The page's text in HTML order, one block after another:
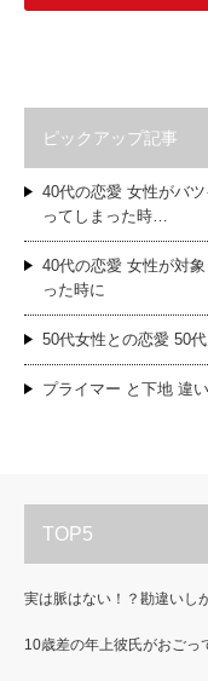
ピックアップ記事
40代の恋愛 女性がバ
ってしまった時…
40代の恋愛 女性が対
った時に
50代女性との恋愛 50
プライマー と下地 違
TOP5
実は脈はない！？勘違いし
10歳差の年上彼氏がおごっ